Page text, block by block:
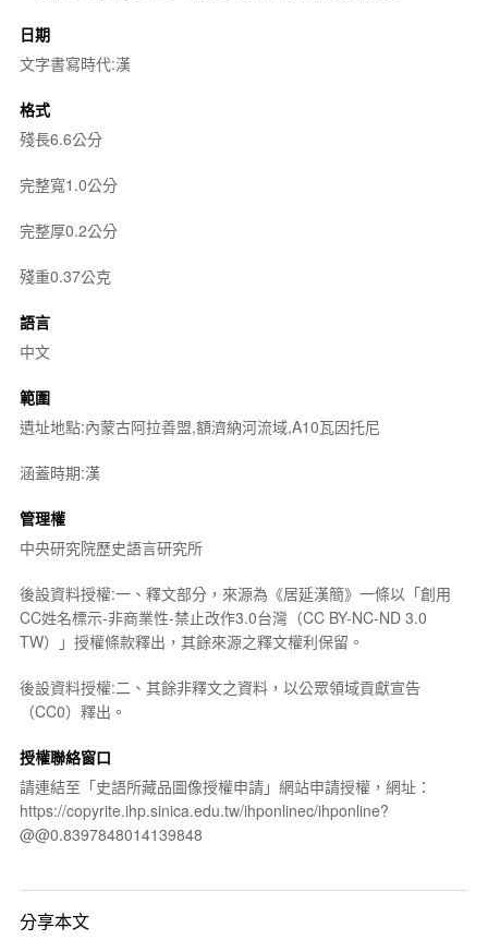
日期
文字書寫時代:漢
格式
殘長6.6公分
完整寬1.0公分
完整厚0.2公分
殘重0.37公克
語言
中文
範圍
遺址地點:內蒙古阿拉善盟,額濟納河流域,A10瓦因托尼
涵蓋時期:漢
管理權
中央研究院歷史語言研究所
後設資料授權:一、釋文部分，來源為《居延漢簡》一條以「創用
CC姓名標示-非商業性-禁止改作3.0台灣（CC BY-NC-ND 3.0
TW）」授權條款釋出，其餘來源之釋文權利保留。
後設資料授權:二、其餘非釋文之資料，以公眾領域貢獻宣告
（CC0）釋出。
授權聯絡窗口
請連結至「史語所藏品圖像授權申請」網站申請授權，網址：
https://copyrite.ihp.sinica.edu.tw/ihponlinec/ihponline?
@@0.8397848014139848
分享本文